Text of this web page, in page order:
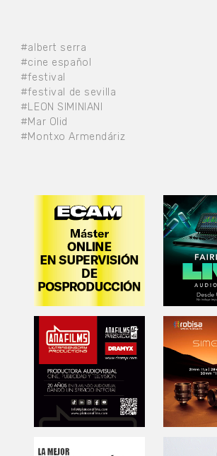
#albert serra
#cine español
#festival
#festival de sevilla
#LEON SIMINIANI
#Mar Olid
#Montxo Armendáriz